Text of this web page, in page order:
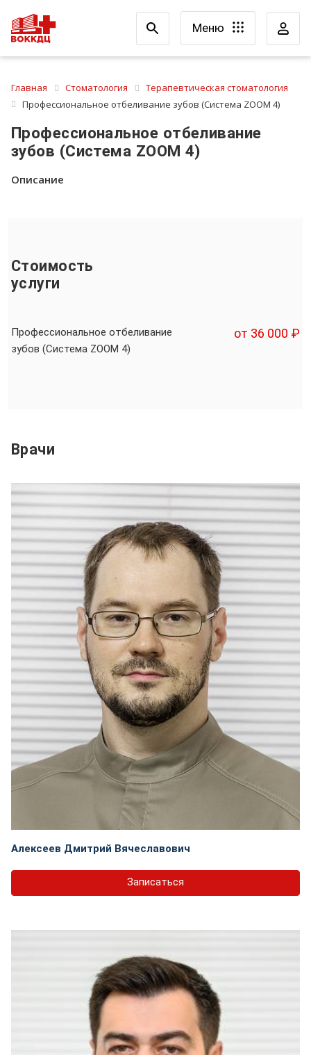
Меню
Главная Стоматология
Терапевтическая стоматология
Профессиональное отбеливание зубов (Cистема ZOOM 4)
Профессиональное отбеливание
зубов (Cистема ZOOM 4)
Описание
Стоимость
услуги
Профессиональное отбеливание
зубов (Cистема ZOOM 4)
от 36 000 ₽
Врачи
Алексеев Дмитрий Вячеславович
Записаться